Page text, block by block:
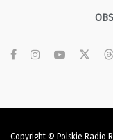
Copyright © Polskie Radio